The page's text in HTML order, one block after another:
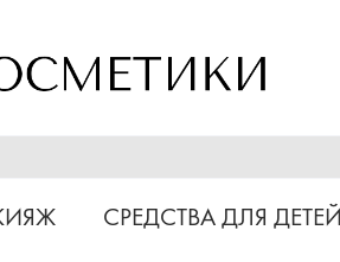
СРЕДСТВА ДЛЯ ДЕТЕЙ